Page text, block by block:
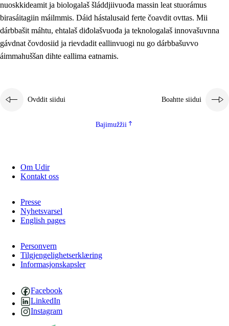
1.4 Hutkanillu, beroštupmi ja suokkardanhuovva
1.5 Luondduákten ja birasdiđolašvuohta
Demokratiija ja mielváikkuheapmi
nuoskkideamit ja biologalaš šláddjiivuođa massin leat stuorámus
birasáitagiin máilmmis. Dáid hástalusaid ferte čoavdit ovttas. Mii
dárbbašit máhtu, ehtalaš diđolašvuođa ja teknologalaš innovašuvnna
gávdnat čovdosiid ja rievdadit eallinvuogi nu go dárbbašuvvo
áimmahuššan dihte eallima eatnamis.
Ovddit siidui Boahtte siidui
Bajimužžii
Om Udir
Kontakt oss
Presse
Nyhetsvarsel
English pages
Personvern
Tilgjengelighetserklæring
Informasjonskapsler
Facebook
LinkedIn
Instagram